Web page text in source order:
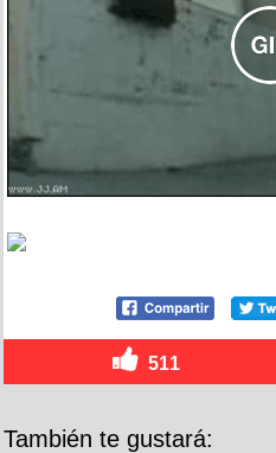
511
También te gustará: